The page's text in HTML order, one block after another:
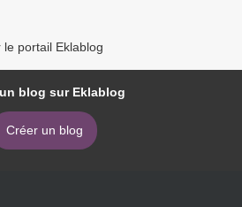
portail Eklablog
blog sur Eklablog
Créer un blog